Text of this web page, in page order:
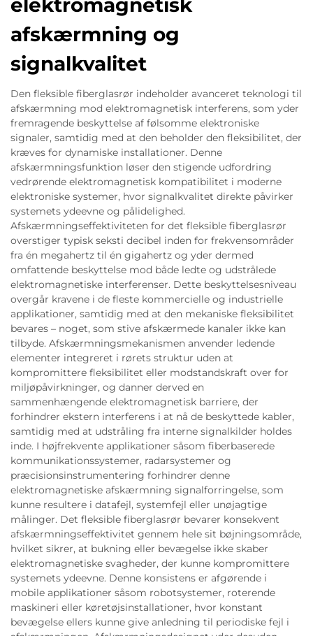
elektromagnetisk
afskærmning og
signalkvalitet
Den fleksible fiberglasrør indeholder avanceret teknologi til
afskærmning mod elektromagnetisk interferens, som yder
fremragende beskyttelse af følsomme elektroniske
signaler, samtidig med at den beholder den fleksibilitet, der
kræves for dynamiske installationer. Denne
afskærmningsfunktion løser den stigende udfordring
vedrørende elektromagnetisk kompatibilitet i moderne
elektroniske systemer, hvor signalkvalitet direkte påvirker
systemets ydeevne og pålidelighed.
Afskærmningseffektiviteten for det fleksible fiberglasrør
overstiger typisk seksti decibel inden for frekvensområder
fra én megahertz til én gigahertz og yder dermed
omfattende beskyttelse mod både ledte og udstrålede
elektromagnetiske interferenser. Dette beskyttelsesniveau
overgår kravene i de fleste kommercielle og industrielle
applikationer, samtidig med at den mekaniske fleksibilitet
bevares – noget, som stive afskærmede kanaler ikke kan
tilbyde. Afskærmningsmekanismen anvender ledende
elementer integreret i rørets struktur uden at
kompromittere fleksibilitet eller modstandskraft over for
miljøpåvirkninger, og danner derved en
sammenhængende elektromagnetisk barriere, der
forhindrer ekstern interferens i at nå de beskyttede kabler,
samtidig med at udstråling fra interne signalkilder holdes
inde. I højfrekvente applikationer såsom fiberbaserede
kommunikationssystemer, radarsystemer og
præcisionsinstrumentering forhindrer denne
elektromagnetiske afskærmning signalforringelse, som
kunne resultere i datafejl, systemfejl eller unøjagtige
målinger. Det fleksible fiberglasrør bevarer konsekvent
afskærmningseffektivitet gennem hele sit bøjningsområde,
hvilket sikrer, at bukning eller bevægelse ikke skaber
elektromagnetiske svagheder, der kunne kompromittere
systemets ydeevne. Denne konsistens er afgørende i
mobile applikationer såsom robotsystemer, roterende
maskineri eller køretøjsinstallationer, hvor konstant
bevægelse ellers kunne give anledning til periodiske fejl i